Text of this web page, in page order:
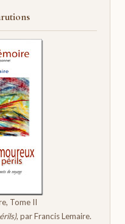
Tome II
, par Francis Lemaire.